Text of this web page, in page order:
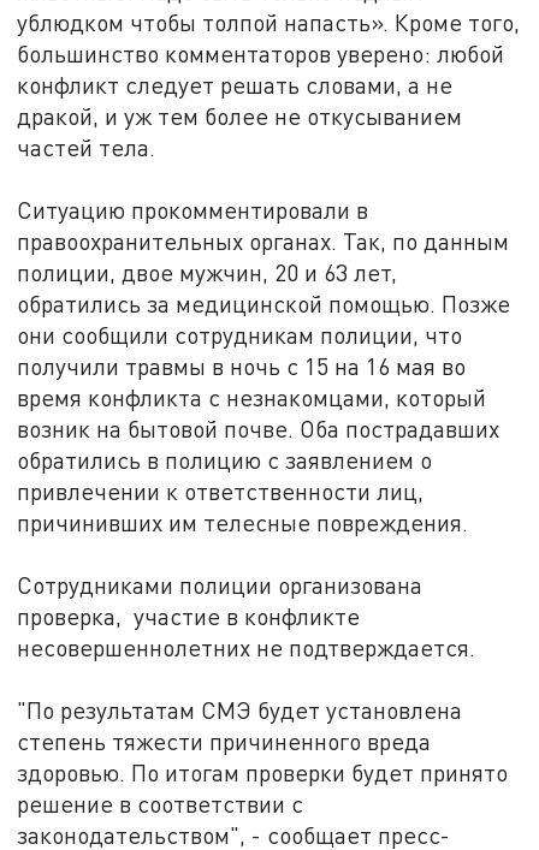
ублюдком чтобы толпой напасть». Кроме того,
большинство комментаторов уверено: любой
конфликт следует решать словами, а не
дракой, и уж тем более не откусыванием
частей тела.
Ситуацию прокомментировали в
правоохранительных органах. Так, по данным
полиции, двое мужчин, 20 и 63 лет,
обратились за медицинской помощью. Позже
они сообщили сотрудникам полиции, что
получили травмы в ночь с 15 на 16 мая во
время конфликта с незнакомцами, который
возник на бытовой почве. Оба пострадавших
обратились в полицию с заявлением о
привлечении к ответственности лиц,
причинивших им телесные повреждения.
Сотрудниками полиции организована
проверка, участие в конфликте
несовершеннолетних не подтверждается.
"По результатам СМЭ будет установлена
степень тяжести причиненного вреда
здоровью. По итогам проверки будет принято
решение в соответствии с
законодательством", - сообщает пресс-